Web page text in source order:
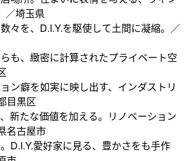
／埼玉県
々を、D.I.Y.を駆使して土間に凝縮。／
も、緻密に計算されたプライベート空
ン癖を如実に映し出す、インダストリ
目黒区
新たな価値を加える。リノベーション
名古屋市
D.I.Y.愛好家に見る、豊かさをも手作